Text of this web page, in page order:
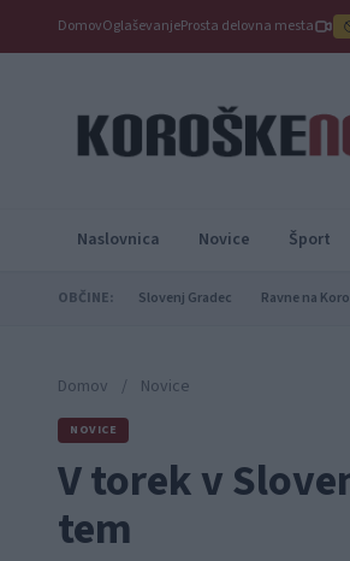
DomovOglaševanjeProsta delovna mesta
Naslovnica Novice Šport
OBČINE: Slovenj Gradec Ravne na
Domov / Novice
NOVICE
V torek v
tem